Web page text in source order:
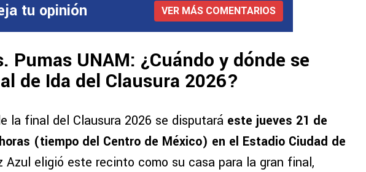
tu opinión VER MÁS COMENTARIOS
Pumas UNAM: ¿Cuándo y dónde se
de Ida del Clausura 2026?
la final del Clausura 2026 se disputará este jueves 21 de
(tiempo del Centro de México) en el Estadio Ciudad de
Azul eligió este recinto como su casa para la gran final,